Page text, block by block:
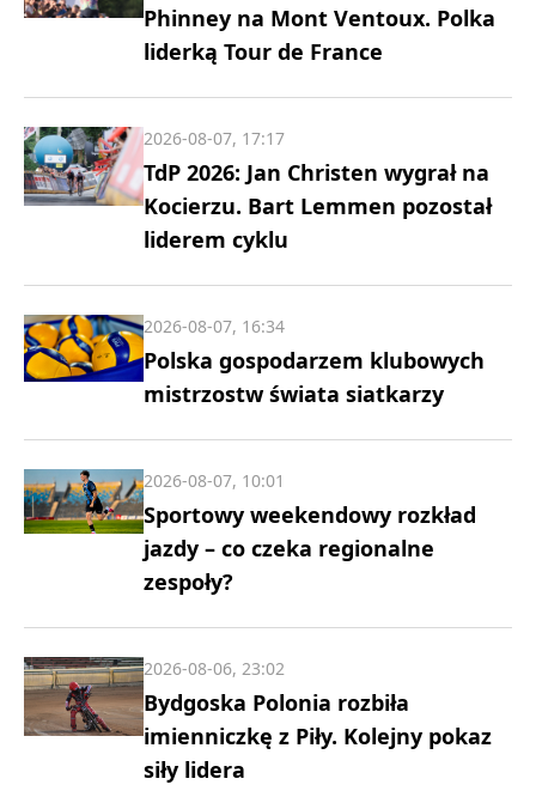
Phinney na Mont Ventoux. Polka
liderką Tour de France
TdP 2026: Jan Christen wygrał na
Kocierzu. Bart Lemmen pozostał
liderem cyklu
2026-08-07, 17:17
Polska gospodarzem klubowych
mistrzostw świata siatkarzy
2026-08-07, 16:34
Sportowy weekendowy rozkład
jazdy – co czeka regionalne
zespoły?
2026-08-07, 10:01
Bydgoska Polonia rozbiła
imienniczkę z Piły. Kolejny pokaz
siły lidera
2026-08-06, 23:02